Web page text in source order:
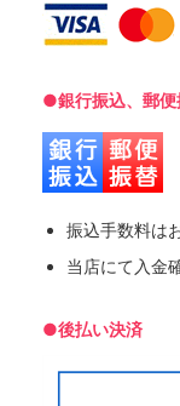
●銀行振込、郵便
振込手数料は
当店にて入金
●後払い決済